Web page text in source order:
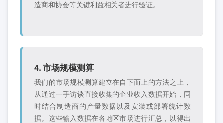
造商和协会等关键利益相关者进行验证。
4. 市场规模测算
我们的市场规模测算建立在自下而上的方法之上，
从通过一手访谈直接收集的企业收入数据开始，同
时结合制造商的产量数据以及安装或部署统计数
据。这些输入数据在各地区市场进行汇总，以得出